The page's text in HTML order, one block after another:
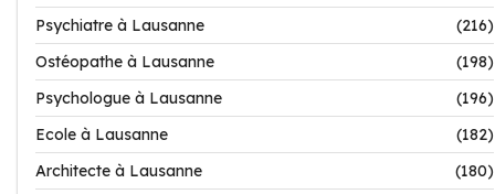
Psychiatre à Lausanne
(216)
Ostéopathe à Lausanne
(198)
Psychologue à Lausanne
(196)
Ecole à Lausanne
(182)
Architecte à Lausanne
(180)